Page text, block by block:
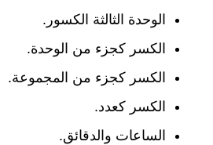
الوحدة الثالثة الكسور.
الكسر كجزء من الوحدة.
الكسر كجزء من المجموعة.
الكسر كعدد.
الساعات والدقائق.